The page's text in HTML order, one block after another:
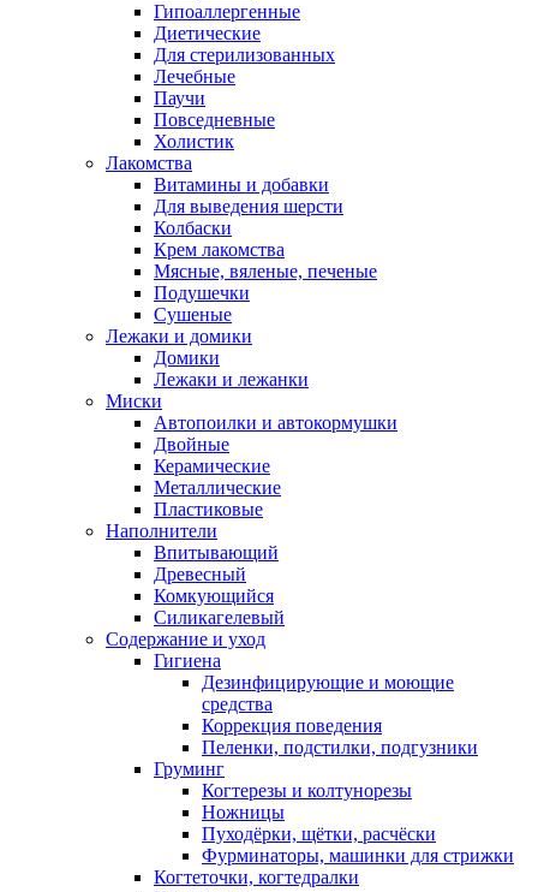
Гипоаллергенные
Диетические
Для стерилизованных
Лечебные
Паучи
Повседневные
Холистик
Лакомства
Витамины и добавки
Для выведения шерсти
Колбаски
Крем лакомства
Мясные, вяленые, печеные
Подушечки
Сушеные
Лежаки и домики
Домики
Лежаки и лежанки
Миски
Автопоилки и автокормушки
Двойные
Керамические
Металлические
Пластиковые
Наполнители
Впитывающий
Древесный
Комкующийся
Силикагелевый
Содержание и уход
Гигиена
Дезинфицирующие и моющие
средства
Коррекция поведения
Пеленки, подстилки, подгузники
Груминг
Когтерезы и колтунорезы
Ножницы
Пуходёрки, щётки, расчёски
Фурминаторы, машинки для стрижки
Когтеточки, когтедралки